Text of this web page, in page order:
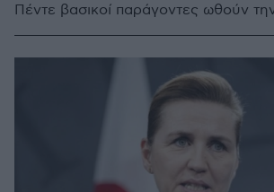
Πέντε βασικοί παράγοντες ωθούν